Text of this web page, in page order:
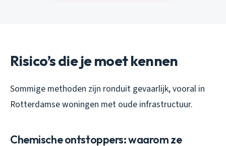
Risico’s die je moet kennen
Sommige methoden zijn ronduit gevaarlijk, vooral in
Rotterdamse woningen met oude infrastructuur.
Chemische ontstoppers: waarom ze